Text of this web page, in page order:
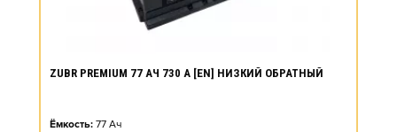
ZUBR PREMIUM 77 АЧ 730 А [EN] НИЗКИЙ ОБРАТНЫЙ
Ёмкость: 77 Ач